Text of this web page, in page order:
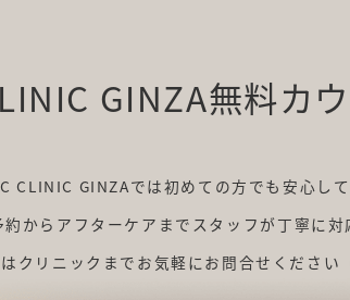
GINZA無料カ
CLINIC GINZAでは初めての方でも安心し
約からアフターケアまでスタッフが丁寧に対
クリニックまで お気軽にお問合せください